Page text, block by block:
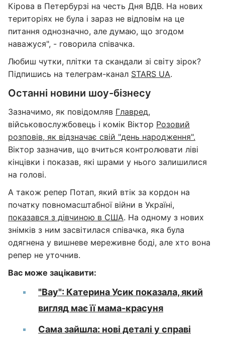
Кірова в Петербурзі на честь Дня ВДВ. На нових
територіях не була і зараз не відповім на це
питання однозначно, але думаю, що згодом
наважуся", - говорила співачка.
Любиш чутки, плітки та скандали зі світу зірок?
Підпишись на телеграм-канал STARS UA.
Останні новини шоу-бізнесу
Зазначимо, як повідомляв Главред,
військовослужбовець і комік Віктор Розовий
розповів, як відзначає свій "день народження".
Віктор зазначив, що вчиться контролювати ліві
кінцівки і показав, які шрами у нього залишилися
на голові.
А також репер Потап, який втік за кордон на
початку повномасштабної війни в Україні,
показався з дівчиною в США. На одному з нових
знімків з ним засвітилася співачка, яка була
одягнена у вишневе мереживне боді, але хто вона
репер не уточнив.
Вас може зацікавити:
"Вау": Катерина Усик показала, який
вигляд має її мама-красуня
Сама зайшла: нові деталі у справі